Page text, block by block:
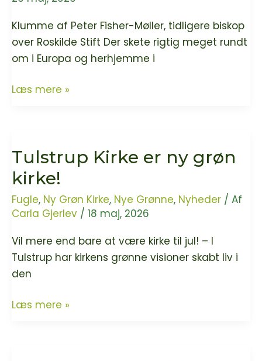
med!
Klumme af Peter Fisher-Møller, tidligere biskop
over Roskilde Stift Der skete rigtig meget rundt
om i Europa og herhjemme i
Fuglekiggeri
Læs mere »
Tulstrup Kirke er ny grøn
kirke!
Fugle, Ny Grøn Kirke, Nye Grønne, Nyheder / Af
Carla Gjerlev / 18 maj, 2026
Vil mere end bare at være kirke til jul! – I
Tulstrup har kirkens grønne visioner skabt liv i
den
Tulstrup
Læs mere »